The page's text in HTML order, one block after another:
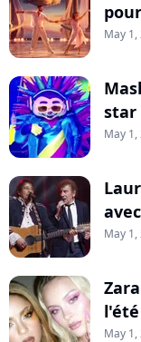
May 1,
star
May 1,
May 1,
May 1,